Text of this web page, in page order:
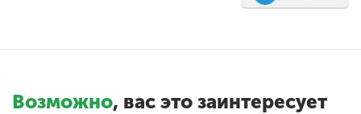
Возможно, вас это заинтересует